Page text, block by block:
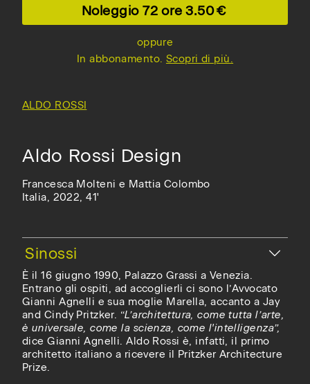
ALDO ROSSI
Aldo Rossi Design
Francesca Molteni e Mattia Colombo
Italia, 2022, 41'
È il 16 giugno 1990, Palazzo Grassi a Venezia.
Entrano gli ospiti, ad accoglierli ci sono l’Avvocato
Gianni Agnelli e sua moglie Marella, accanto a Jay
and Cindy Pritzker. “L’architettura, come tutta l’arte,
è universale, come la scienza, come l'intelligenza”,
dice Gianni Agnelli. Aldo Rossi è, infatti, il primo
architetto italiano a ricevere il Pritzker Architecture
Prize.
Noleggio 72 ore 3.50
oppure
In abbonamento. Scopri di più.